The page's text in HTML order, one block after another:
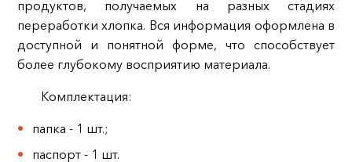
продуктов, получаемых на разных стадиях
переработки хлопка. Вся информация оформлена в
доступной и понятной форме, что способствует
более глубокому восприятию материала.
Комплектация:
папка - 1 шт.;
паспорт - 1 шт.